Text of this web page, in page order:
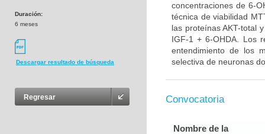
Duración:
6 meses
Descargar resultado de búsqueda
Regresar
concentraciones de 6-
técnica de viabilidad
las proteínas AKT-total
IGF-1 + 6-OHDA. Los
entendimiento de los
selectiva de neuronas
Convocatoria
Nombre de la